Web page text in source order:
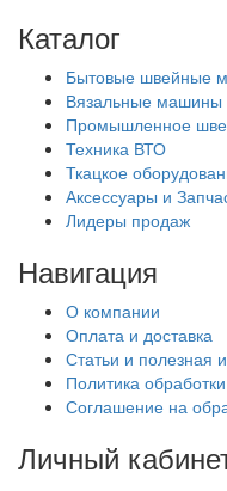
Каталог
Бытовые швейные
Вязальные машины
Промышленное
Техника ВТО
Ткацкое
Аксессуары и
Лидеры продаж
Навигация
О компании
Оплата и доставка
Статьи и полезная
Политика
Соглашение на
Личный